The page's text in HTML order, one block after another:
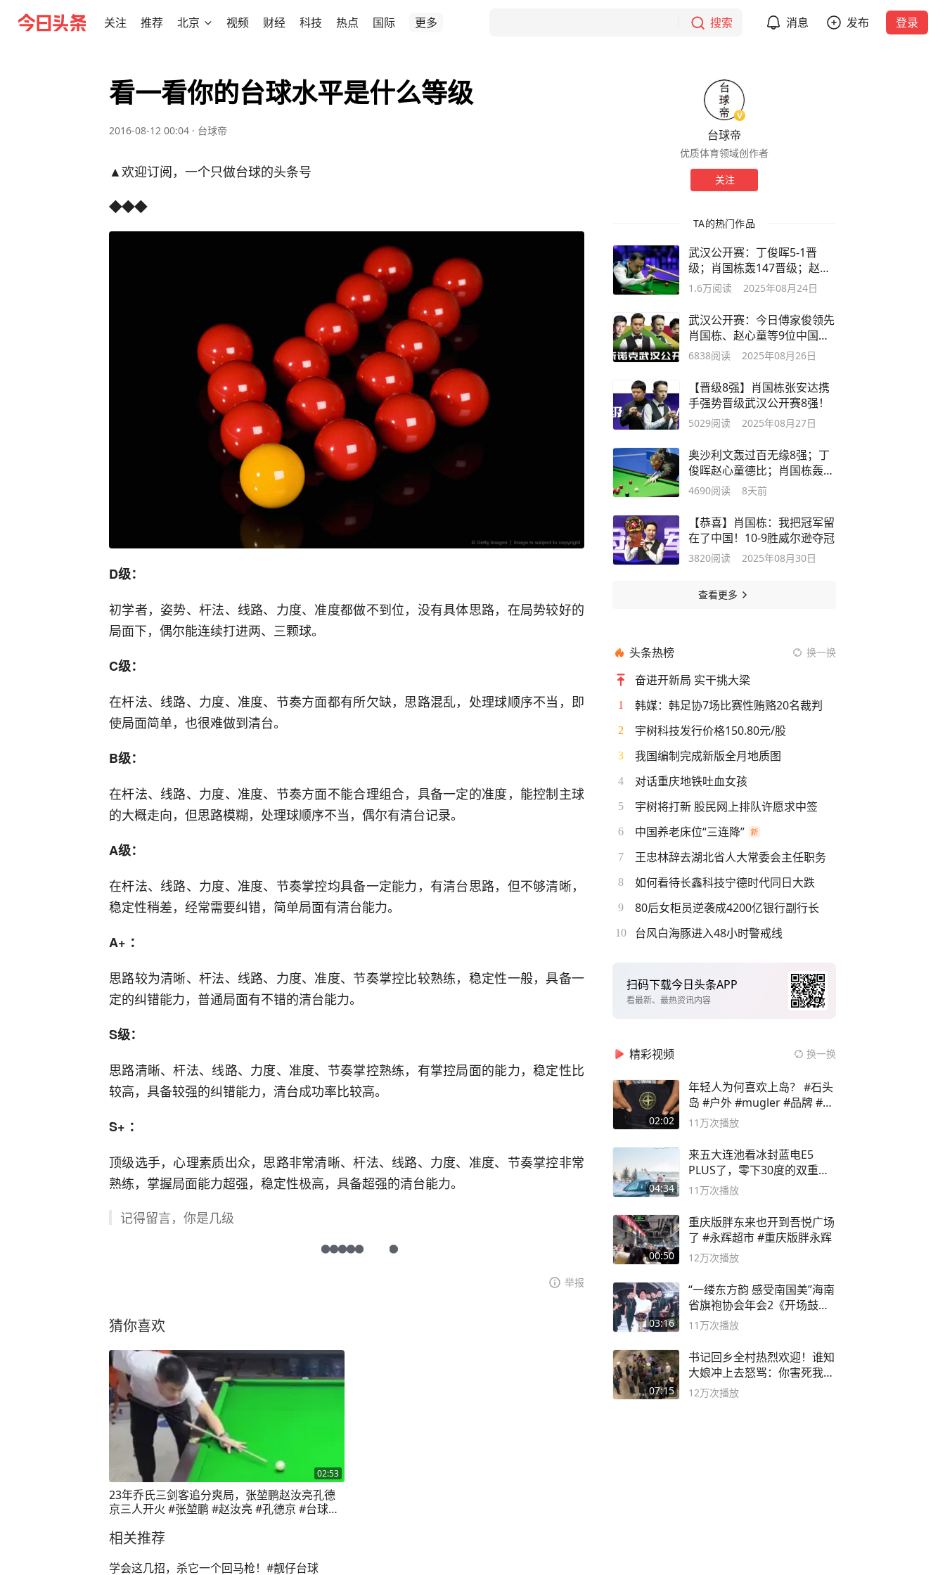
关注 推荐 北京 视频 财经 科技 热点 国际 更多 搜索 消息 发布 登录
看一看你的台球水平是什么等级
2016-08-12 00:04 · 台球帝
▲欢迎订阅，一个只做台球的头条号
◆◆◆
D级：
初学者，姿势、杆法、线路、力度、准度都做不到位，没有具体思路，在局势较好的
局面下，偶尔能连续打进两、三颗球。
C级：
在杆法、线路、力度、准度、节奏方面都有所欠缺，思路混乱，处理球顺序不当，即
使局面简单，也很难做到清台。
B级：
在杆法、线路、力度、准度、节奏方面不能合理组合，具备一定的准度，能控制主球
的大概走向，但思路模糊，处理球顺序不当，偶尔有清台记录。
A级：
在杆法、线路、力度、准度、节奏掌控均具备一定能力，有清台思路，但不够清晰，
稳定性稍差，经常需要纠错，简单局面有清台能力。
A+ ：
思路较为清晰、杆法、线路、力度、准度、节奏掌控比较熟练，稳定性一般，具备一
定的纠错能力，普通局面有不错的清台能力。
S级：
思路清晰、杆法、线路、力度、准度、节奏掌控熟练，有掌控局面的能力，稳定性比
较高，具备较强的纠错能力，清台成功率比较高。
S+ ：
顶级选手，心理素质出众，思路非常清晰、杆法、线路、力度、准度、节奏掌控非常
熟练，掌握局面能力超强，稳定性极高，具备超强的清台能力。
记得留言，你是几级
举报
猜你喜欢
02:53
23年乔氏三剑客追分爽局，张堃鹏赵汝亮孔德
京三人开火 #张堃鹏 #赵汝亮 #孔德京 #台球是
相关推荐
学会这几招，杀它一个回马枪！#靓仔台球
台球帝
优质体育领域创作者
关注
TA的热门作品
武汉公开赛：丁俊晖5-1晋
级；肖国栋轰147晋级；赵心
童今晚比赛
1.6万阅读 2025年08月24日
武汉公开赛：今日傅家俊领先
肖国栋、赵心童等9位中国球
员冲16强
6838阅读 2025年08月26日
【晋级8强】肖国栋张安达携
手强势晋级武汉公开赛8强！
5029阅读 2025年08月27日
奥沙利文轰过百无缘8强；丁
俊晖赵心童德比；肖国栋轰
147满分！
4690阅读 8天前
【恭喜】肖国栋：我把冠军留
在了中国！10-9胜威尔逊夺冠
3820阅读 2025年08月30日
查看更多
头条热榜 换一换
奋进开新局 实干挑大梁
1 韩媒：韩足协7场比赛性贿赂20名裁判
2 宇树科技发行价格150.80元/股
3 我国编制完成新版全月地质图
4 对话重庆地铁吐血女孩
5 宇树将打新 股民网上排队许愿求中签
6 中国养老床位“三连降”
7 王忠林辞去湖北省人大常委会主任职务
8 如何看待长鑫科技宁德时代同日大跌
9 80后女柜员逆袭成4200亿银行副行长
10 台风白海豚进入48小时警戒线
扫码下载今日头条APP
看最新、最热资讯内容
精彩视频 换一换
02:02
年轻人为何喜欢上岛？ #石头
岛 #户外 #mugler #品牌 #足
球流氓
11万次播放
04:34
来五大连池看冰封蓝电E5
PLUS了，零下30度的双重冰
封40小时全录
11万次播放
00:50
重庆版胖东来也开到吾悦广场
了 #永辉超市 #重庆版胖永辉
12万次播放
03:16
“一缕东方韵 感受南国美”海南
省旗袍协会年会2《开场鼓》
二团
11万次播放
07:15
书记回乡全村热烈欢迎！谁知
大娘冲上去怒骂：你害死我儿
子
12万次播放